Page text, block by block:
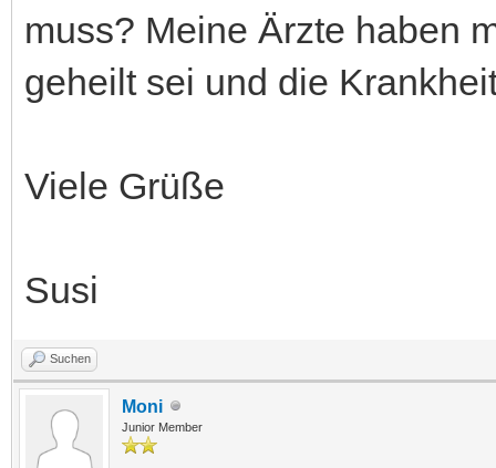
muss? Meine Ärzte haben
geheilt sei und die
Viele Grüße
Susi
Suchen
Moni
Junior Member